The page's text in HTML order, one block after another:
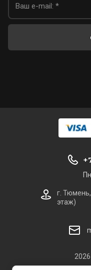
г.
этаж)